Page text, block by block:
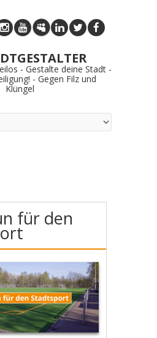
- Gestalte deine Stadt -
- Gegen Filz und
Klüngel
für den